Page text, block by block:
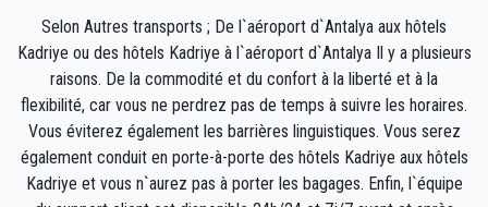
l'avion, avec la voiture prête à partir et un coup de
main prêt à vous aider avec votre bagages et vous
emmènera à destination à Kadriye .
Votre expérience avec notre service de transfert sera
exceptionnelle car notre équipe est composée de
fiers professionnels qui veilleront à ce que vous
Selon Autres transports ; De l`aéroport d`Antalya aux hôtels
Kadriye ou des hôtels Kadriye à l`aéroport d`Antalya Il y a plusieurs
raisons. De la commodité et du confort à la liberté et à la
flexibilité, car vous ne perdrez pas de temps à suivre les horaires.
Vous éviterez également les barrières linguistiques. Vous serez
également conduit en porte-à-porte des hôtels Kadriye aux hôtels
Kadriye et vous n`aurez pas à porter les bagages. Enfin, l`équipe